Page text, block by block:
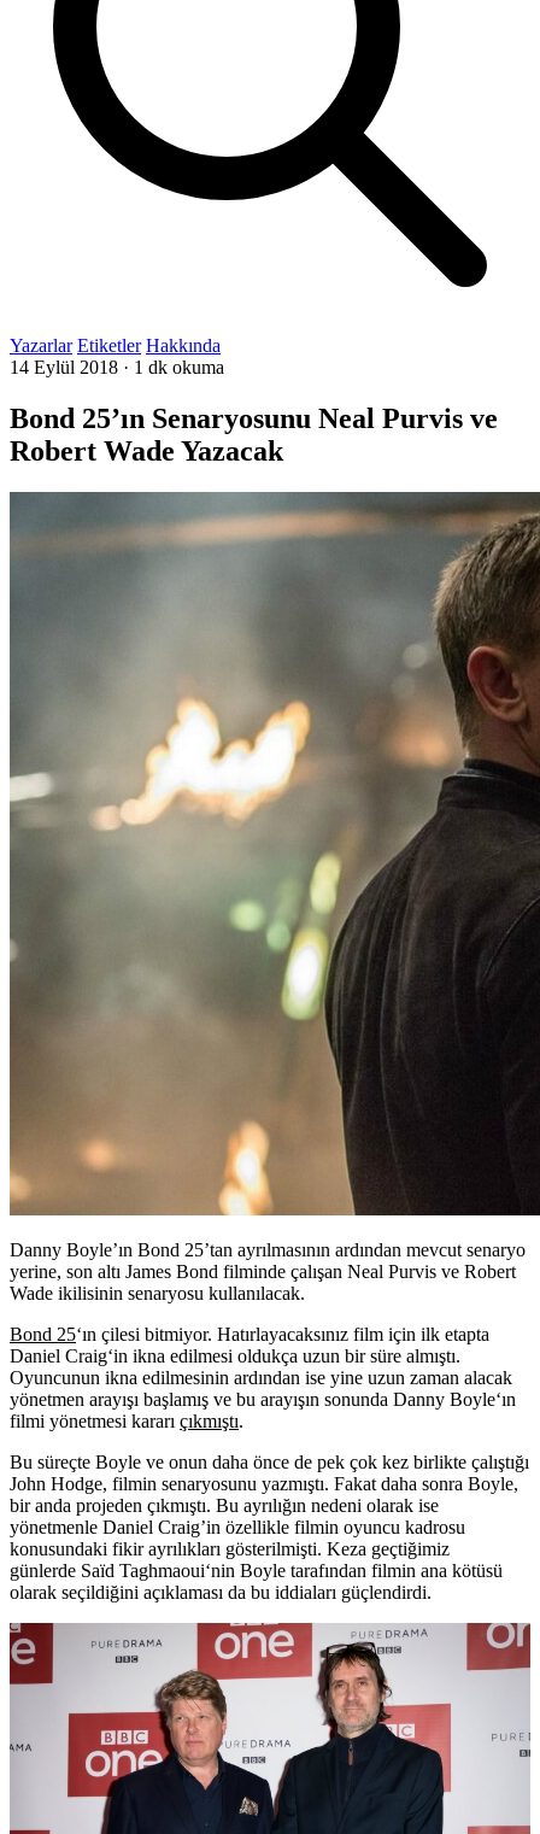
Yazarlar Etiketler Hakkında
14 Eylül 2018 · 1 dk okuma
Bond 25’ın Senaryosunu Neal Purvis ve
Robert Wade Yazacak
Danny Boyle’ın Bond 25’tan ayrılmasının ardından mevcut senaryo
yerine, son altı James Bond filminde çalışan Neal Purvis ve Robert
Wade ikilisinin senaryosu kullanılacak.
Bond 25‘ın çilesi bitmiyor. Hatırlayacaksınız film için ilk etapta
Daniel Craig‘in ikna edilmesi oldukça uzun bir süre almıştı.
Oyuncunun ikna edilmesinin ardından ise yine uzun zaman alacak
yönetmen arayışı başlamış ve bu arayışın sonunda Danny Boyle‘ın
filmi yönetmesi kararı çıkmıştı.
Bu süreçte Boyle ve onun daha önce de pek çok kez birlikte çalıştığı
John Hodge, filmin senaryosunu yazmıştı. Fakat daha sonra Boyle,
bir anda projeden çıkmıştı. Bu ayrılığın nedeni olarak ise
yönetmenle Daniel Craig’in özellikle filmin oyuncu kadrosu
konusundaki fikir ayrılıkları gösterilmişti. Keza geçtiğimiz
günlerde Saïd Taghmaoui‘nin Boyle tarafından filmin ana kötüsü
olarak seçildiğini açıklaması da bu iddiaları güçlendirdi.